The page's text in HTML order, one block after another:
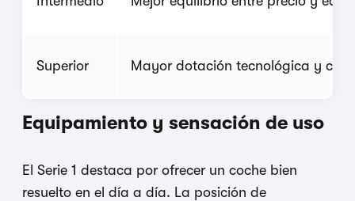
Superior Mayor dotación tecnológica y
Equipamiento y sensación de uso
El Serie 1 destaca por ofrecer un coche bien
resuelto en el día a día. La posición de